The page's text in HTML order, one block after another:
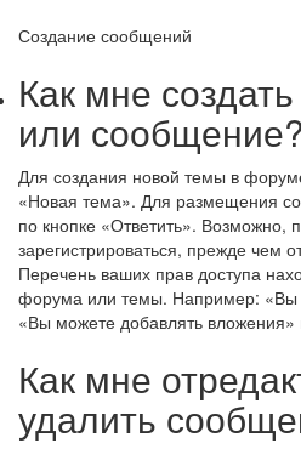
Создание сообщений
Как мне
или сообщение?
Для создания новой темы в
«Новая тема». Для размещения
по кнопке «Ответить». Возможно,
зарегистрироваться, прежде чем
Перечень ваших прав доступа
форума или темы. Например: «Вы
«Вы можете добавлять вложения»
Как мне
удалить